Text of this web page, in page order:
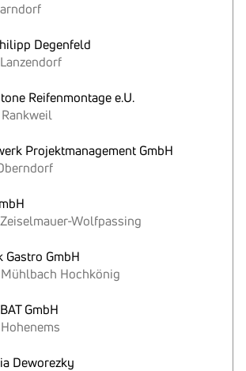
Degenfeld
Reifenmontage e.U.
Projektmanagement GmbH
Wolfpassing
Gastro GmbH
Hochkönig
GmbH
Deworezky